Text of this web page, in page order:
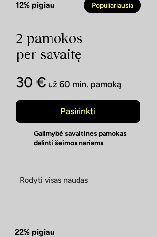
12% pigiau Populiariausia
2 pamokos
per savaitę
30 € už 60 min. pamoką
Pasirinkti
Galimybė savaitines pamokas
dalinti šeimos nariams
Rodyti visas naudas
22% pigiau